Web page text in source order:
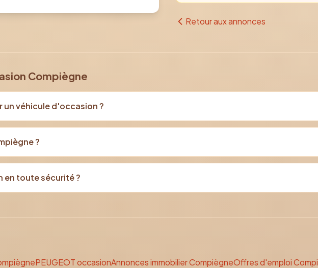
Retour aux annonces
Compiègne
véhicule d'occasion ?
?
en toute sécurité ?
PEUGEOToccasionAnnonces immobilier CompiègneOffres d'emploi